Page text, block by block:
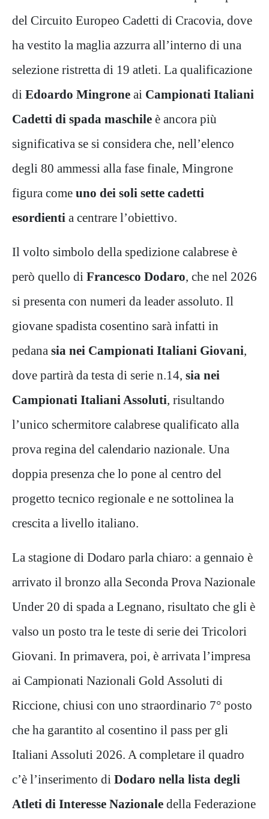
del Circuito Europeo Cadetti di Cracovia, dove
ha vestito la maglia azzurra all’interno di una
selezione ristretta di 19 atleti. La qualificazione
di Edoardo Mingrone ai Campionati Italiani
Cadetti di spada maschile è ancora più
significativa se si considera che, nell’elenco
degli 80 ammessi alla fase finale, Mingrone
figura come uno dei soli sette cadetti
esordienti a centrare l’obiettivo.
Il volto simbolo della spedizione calabrese è
però quello di Francesco Dodaro, che nel 2026
si presenta con numeri da leader assoluto. Il
giovane spadista cosentino sarà infatti in
pedana sia nei Campionati Italiani Giovani,
dove partirà da testa di serie n.14, sia nei
Campionati Italiani Assoluti, risultando
l’unico schermitore calabrese qualificato alla
prova regina del calendario nazionale. Una
doppia presenza che lo pone al centro del
progetto tecnico regionale e ne sottolinea la
crescita a livello italiano.
La stagione di Dodaro parla chiaro: a gennaio è
arrivato il bronzo alla Seconda Prova Nazionale
Under 20 di spada a Legnano, risultato che gli è
valso un posto tra le teste di serie dei Tricolori
Giovani. In primavera, poi, è arrivata l’impresa
ai Campionati Nazionali Gold Assoluti di
Riccione, chiusi con uno straordinario 7° posto
che ha garantito al cosentino il pass per gli
Italiani Assoluti 2026. A completare il quadro
c’è l’inserimento di Dodaro nella lista degli
Atleti di Interesse Nazionale della Federazione